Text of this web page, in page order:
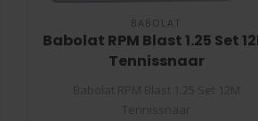
BABOLAT
Babolat RPM Blast 1.25 Set
Tennissnaar